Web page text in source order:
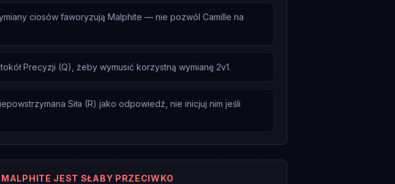
ciosów faworyzują Malphite — nie pozwól Camille na
Precyzji (Q), żeby wymusić korzystną wymianę 2v1.
Siła (R) jako odpowiedź, nie inicjuj nim jeśli
MALPHITE JEST SŁABY PRZECIWKO